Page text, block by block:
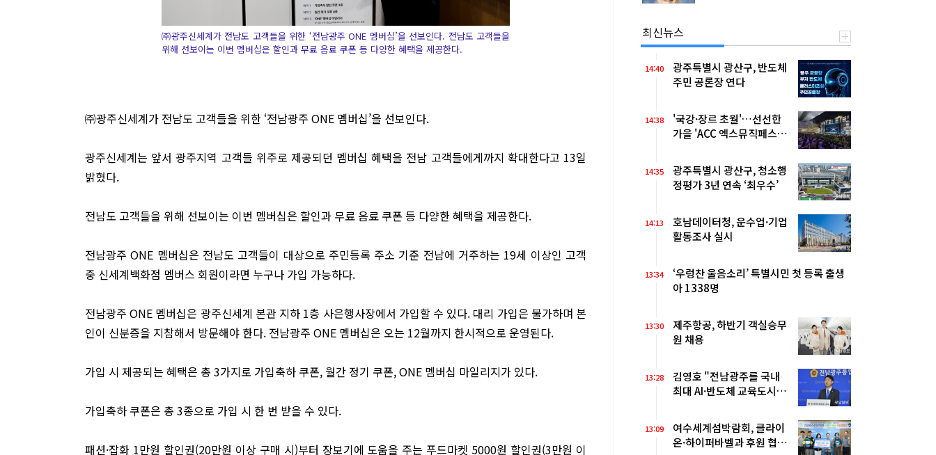
㈜광주신세계가 전남도 고객들을 위한 ‘전남광주 ONE 멤버십’을 선보인다. 전남도 고객들을
위해 선보이는 이번 멤버십은 할인과 무료 음료 쿠폰 등 다양한 혜택을 제공한다.
㈜광주신세계가 전남도 고객들을 위한 ‘전남광주 ONE 멤버십’을 선보인다.
광주신세계는 앞서 광주지역 고객들 위주로 제공되던 멤버십 혜택을 전남 고객들에게까지 확대한다고 13일
밝혔다.
전남도 고객들을 위해 선보이는 이번 멤버십은 할인과 무료 음료 쿠폰 등 다양한 혜택을 제공한다.
전남광주 ONE 멤버십은 전남도 고객들이 대상으로 주민등록 주소 기준 전남에 거주하는 19세 이상인 고객
중 신세계백화점 멤버스 회원이라면 누구나 가입 가능하다.
전남광주 ONE 멤버십은 광주신세계 본관 지하 1층 사은행사장에서 가입할 수 있다. 대리 가입은 불가하며 본
인이 신분증을 지참해서 방문해야 한다. 전남광주 ONE 멤버십은 오는 12월까지 한시적으로 운영된다.
가입 시 제공되는 혜택은 총 3가지로 가입축하 쿠폰, 월간 정기 쿠폰, ONE 멤버십 마일리지가 있다.
가입축하 쿠폰은 총 3종으로 가입 시 한 번 받을 수 있다.
패션·잡화 1만원 할인권(20만원 이상 구매 시)부터 장보기에 도움을 주는 푸드마켓 5000원 할인권(3만원 이
최신뉴스
14:40
광주특별시 광산구, 반도체
주민 공론장 연다
14:38
'국강·장르 초월'…선선한
가을 'ACC 엑스뮤직페스티
14:35
광주특별시 광산구, 청소행
정평가 3년 연속 ‘최우수’
14:13
호남데이터청, 운수업·기업
활동조사 실시
13:34
‘우렁찬 울음소리’ 특별시민 첫 등록 출생
아 1338명
13:30
제주항공, 하반기 객실승무
원 채용
13:28
김영호 "전남광주를 국내
최대 AI·반도체 교육도시
13:09
여수세계섬박람회, 클라이
온·하이퍼바벨과 후원 협약